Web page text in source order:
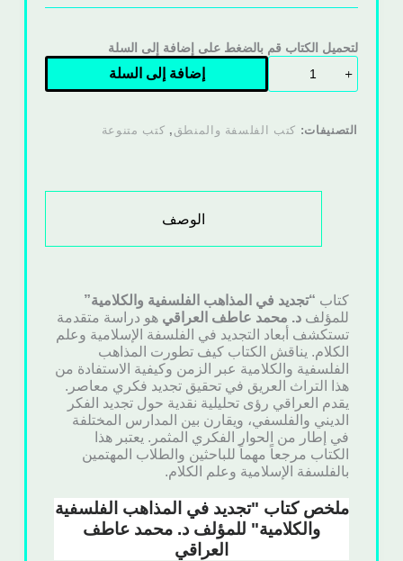
لتحميل الكتاب قم بالضغط على إضافة إلى السلة
إضافة إلى السلة
التصنيفات: كتب الفلسفة والمنطق , كتب متنوعة
الوصف
كتاب “تجديد في المذاهب الفلسفية والكلامية”
للمؤلف د. محمد عاطف العراقي هو دراسة متقدمة
تستكشف أبعاد التجديد في الفلسفة الإسلامية وعلم
الكلام. يناقش الكتاب كيف تطورت المذاهب
الفلسفية والكلامية عبر الزمن وكيفية الاستفادة من
هذا التراث العريق في تحقيق تجديد فكري معاصر.
يقدم العراقي رؤى تحليلية نقدية حول تجديد الفكر
الديني والفلسفي، ويقارن بين المدارس المختلفة
في إطار من الحوار الفكري المثمر. يعتبر هذا
الكتاب مرجعاً مهماً للباحثين والطلاب المهتمين
بالفلسفة الإسلامية وعلم الكلام.
ملخص كتاب "تجديد في المذاهب الفلسفية
والكلامية" للمؤلف د. محمد عاطف
العراقي